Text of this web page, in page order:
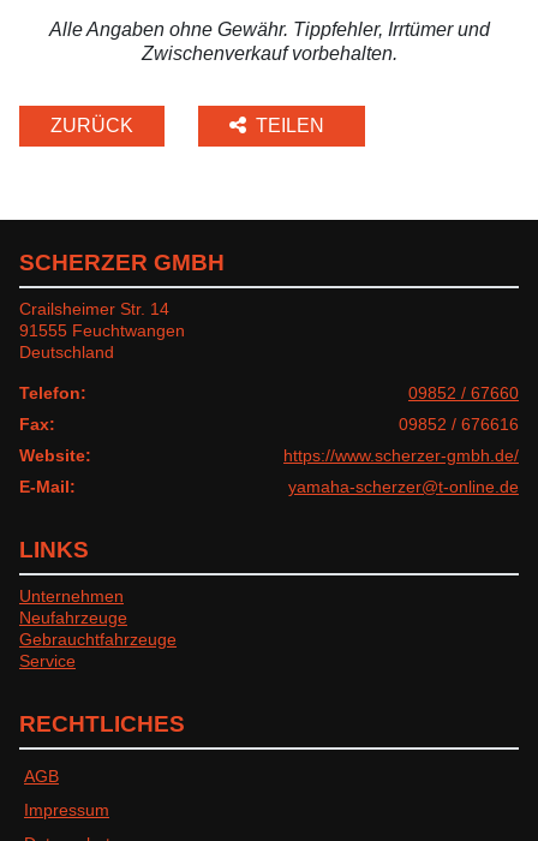
Alle Angaben ohne Gewähr. Tippfehler, Irrtümer und
Zwischenverkauf vorbehalten.
ZURÜCK TEILEN
SCHERZER GMBH
Crailsheimer Str. 14
91555 Feuchtwangen
Deutschland
Telefon:
09852 / 67660
Fax:
09852 / 676616
Website:
https://www.scherzer-gmbh.de/
E-Mail:
yamaha-scherzer@t-online.de
LINKS
Unternehmen
Neufahrzeuge
Gebrauchtfahrzeuge
Service
RECHTLICHES
AGB
Impressum